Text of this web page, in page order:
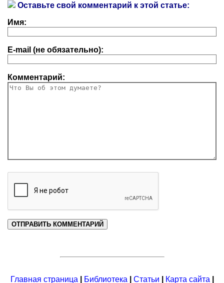
Оставьте свой комментарий к этой статье:
Имя:
E-mail (не обязательно):
Комментарий:
Главная страница Библиотека Статьи Карта сайта